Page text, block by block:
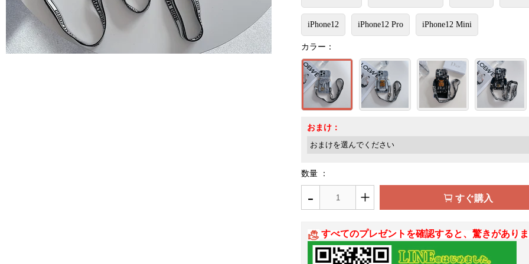
iPhone12 iPhone12 Pro iPhone12 Mini
カラー：
おまけ：
数量 ：
- + すぐ購入
すべてのプレゼントを確認すると、驚きがあり